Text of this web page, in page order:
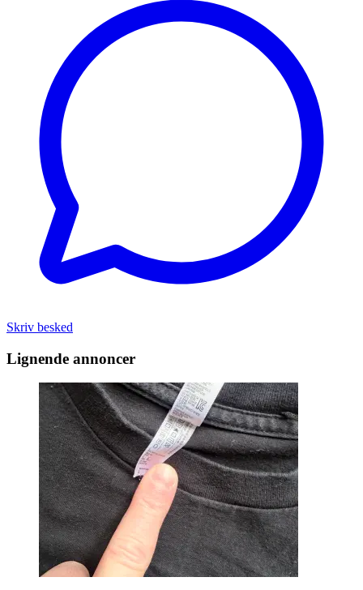
Skriv besked
Lignende annoncer